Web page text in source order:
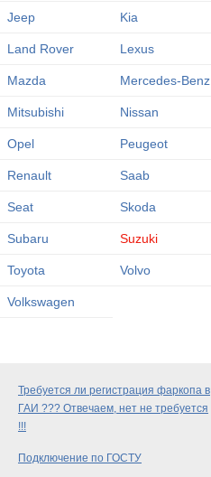
Jeep Kia
Land Rover Lexus
Mazda Mercedes-Benz
Mitsubishi Nissan
Opel Peugeot
Renault Saab
Seat Skoda
Subaru Suzuki
Toyota Volvo
Volkswagen
Требуется ли регистрация фаркопа в
ГАИ ??? Отвечаем, нет не требуется
!!!
Подключение по ГОСТУ